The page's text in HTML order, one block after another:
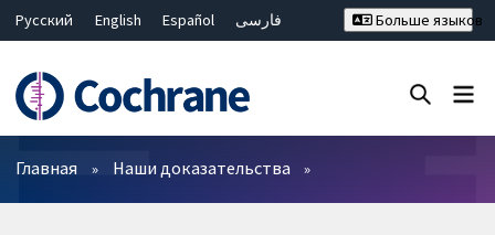
Русский English Español
فارسی
Bahasa Malaysia
ไทย
繁體中文
简体中文
Больше языков
Фильтры
Главная Наши доказательства